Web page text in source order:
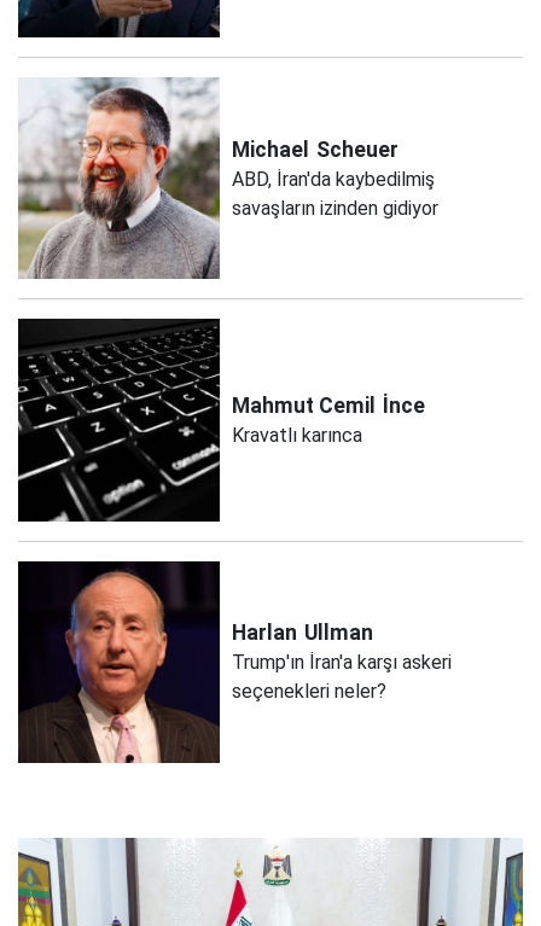
Michael Scheuer
ABD, İran'da kaybedilmiş
savaşların izinden gidiyor
Mahmut Cemil İnce
Kravatlı karınca
Harlan Ullman
Trump'ın İran'a karşı askeri
seçenekleri neler?